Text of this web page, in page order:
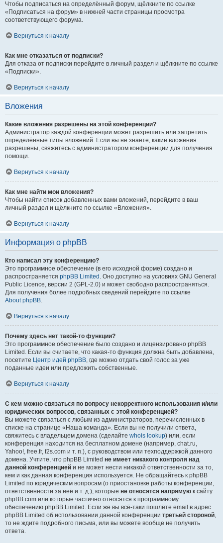
Чтобы подписаться на определённый форум, щёлкните по ссылке
«Подписаться на форум» в нижней части страницы просмотра
соответствующего форума.
Вернуться к началу
Как мне отказаться от подписки?
Для отказа от подписки перейдите в личный раздел и щёлкните по ссылке
«Подписки».
Вернуться к началу
Вложения
Какие вложения разрешены на этой конференции?
Администратор каждой конференции может разрешить или запретить
определённые типы вложений. Если вы не знаете, какие вложения
разрешены, свяжитесь с администратором конференции для получения
помощи.
Вернуться к началу
Как мне найти мои вложения?
Чтобы найти список добавленных вами вложений, перейдите в ваш
личный раздел и щёлкните по ссылке «Вложения».
Вернуться к началу
Информация о phpBB
Кто написал эту конференцию?
Это программное обеспечение (в его исходной форме) создано и
распространяется phpBB Limited . Оно доступно на условиях GNU General
Public Licence, версии 2 (GPL-2.0) и может свободно распространяться.
Для получения более подробных сведений перейдите по ссылке
About phpBB.
Вернуться к началу
Почему здесь нет такой-то функции?
Это программное обеспечение было создано и лицензировано phpBB
Limited. Если вы считаете, что какая-то функция должна быть добавлена,
посетите Центр идей phpBB, где можно отдать свой голос за уже
поданные идеи или предложить собственные.
Вернуться к началу
С кем можно связаться по вопросу некорректного использования и/или
юридических вопросов, связанных с этой конференцией?
Вы можете связаться с любым из администраторов, перечисленных в
списке на странице «Наша команда». Если вы не получили ответа,
свяжитесь с владельцем домена (сделайте whois lookup) или, если
конференция находится на бесплатном домене (например, chat.ru,
Yahoo!, free.fr, f2s.com и т. п.), с руководством или техподдержкой данного
домена. Учтите, что phpBB Limited не имеет никакого контроля над
данной конференцией и не может нести никакой ответственности за то,
кем и как данная конференция используется. Не обращайтесь к phpBB
Limited по юридическим вопросам (о приостановке работы конференции,
ответственности за неё и т. д.), которые не относятся напрямую к сайту
phpBB.com или которые частично относятся к программному
обеспечению phpBB Limited. Если же вы всё-таки пошлёте email в адрес
phpBB Limited об использовании данной конференции третьей стороной,
то не ждите подробного письма, или вы можете вообще не получить
ответа.